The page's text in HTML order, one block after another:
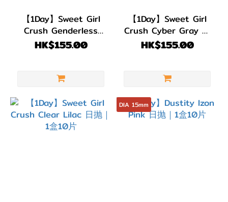
【1Day】Sweet Girl
Crush Genderless
Rose 日抛｜1盒10片
HK$155.00
【1Day】Sweet Girl
Crush Cyber Gray 日
抛｜1盒10片
HK$155.00
DIA 15mm